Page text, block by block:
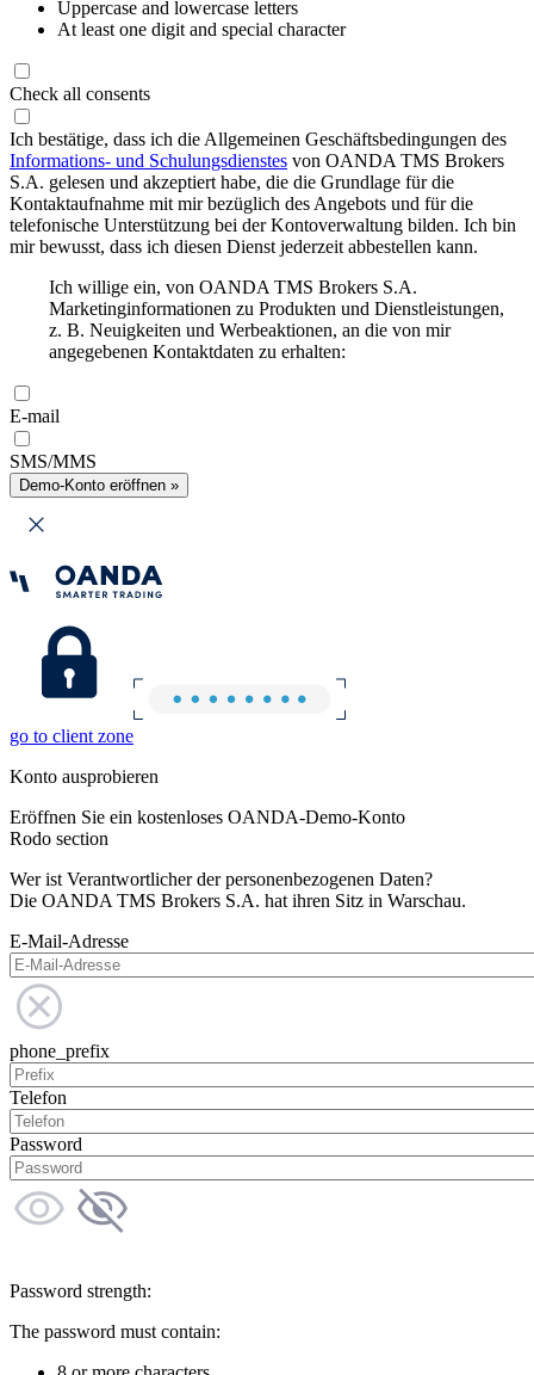
Uppercase and lowercase letters
At least one digit and special character
Check all consents
Ich bestätige, dass ich die Allgemeinen Geschäftsbedingungen des
Informations- und Schulungsdienstes von OANDA TMS Brokers
S.A. gelesen und akzeptiert habe, die die Grundlage für die
Kontaktaufnahme mit mir bezüglich des Angebots und für die
telefonische Unterstützung bei der Kontoverwaltung bilden. Ich bin
mir bewusst, dass ich diesen Dienst jederzeit abbestellen kann.
Ich willige ein, von OANDA TMS Brokers S.A.
Marketinginformationen zu Produkten und Dienstleistungen,
z. B. Neuigkeiten und Werbeaktionen, an die von mir
angegebenen Kontaktdaten zu erhalten:
E-mail
SMS/MMS
Demo-Konto eröffnen »
go to client zone
Konto ausprobieren
Eröffnen Sie ein kostenloses OANDA-Demo-Konto
Rodo section
Wer ist Verantwortlicher der personenbezogenen Daten?
Die OANDA TMS Brokers S.A. hat ihren Sitz in Warschau.
E-Mail-Adresse
phone_prefix
Telefon
Password
Password strength:
The password must contain: